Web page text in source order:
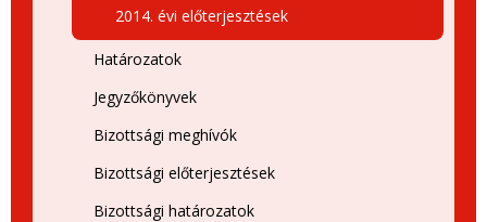
2014. évi előterjesztések
Határozatok
Jegyzőkönyvek
Bizottsági meghívók
Bizottsági előterjesztések
Bizottsági határozatok